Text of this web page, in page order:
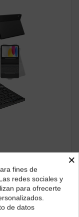
pedido?
los precios e
×
fines de
redes sociales y
para ofrecerte
de datos